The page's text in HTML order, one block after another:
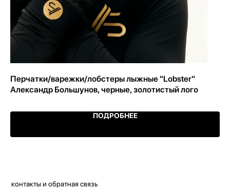
Перчатки/варежки/лобстеры лыжные "Lobster"
Александр Большунов, черные, золотистый лого
ПОДРОБНЕЕ
контакты и обратная связь